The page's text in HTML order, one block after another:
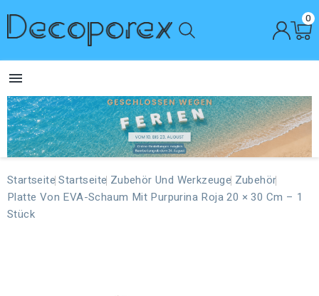
0

Startseite Startseite Zubehör Und Werkzeuge Zubehör
Platte Von EVA-Schaum Mit Purpurina Roja 20 × 30 Cm – 1
Stück